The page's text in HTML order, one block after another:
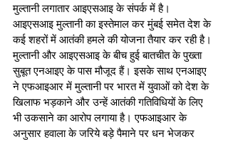
मुल्तानी लगातार आइएसआइ के संपर्क में है।
आइएसआइ मुल्तानी का इस्तेमाल कर मुंबई समेत देश के
कई शहरों में आतंकी हमले की योजना तैयार कर रही है।
मुल्तानी और आइएसआइ के बीच हुई बातचीत के पुख्ता
सुबूत एनआइए के पास मौजूद हैं। इसके साथ एनआइए
ने एफआइआर में मुल्तानी पर भारत में युवाओं को देश के
खिलाफ भड़काने और उन्हें आतंकी गतिविधियों के लिए
भी उकसाने का आरोप लगाया है। एफआइआर के
अनुसार हवाला के जरिये बड़े पैमाने पर धन भेजकर